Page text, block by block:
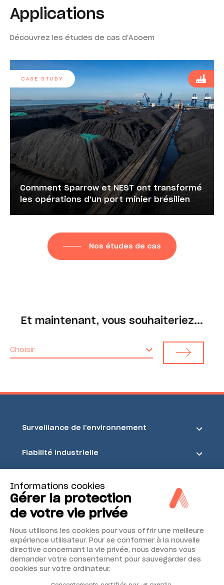
Applications
Découvrez les études de cas d’Acoem
Nos études de cas
Comment Sparrowet NEST ont transformé
les opérations d'un port minier brésilien
CASE STUDY
Et maintenant, vous souhaiteriez...
Choisir
Surveillance de l'environnement
Fiabilité industrielle
Acoem
Informations cookies
Gérer la protection
de votre vie privée
Nous utilisons les cookies pour vous offrir une meilleure
expérience utilisateur. Pour se conformer à la nouvelle
directive concernant la vie privée, nous devons vous
demander votre consentement pour sauvegarder des
cookies sur votre ordinateur.